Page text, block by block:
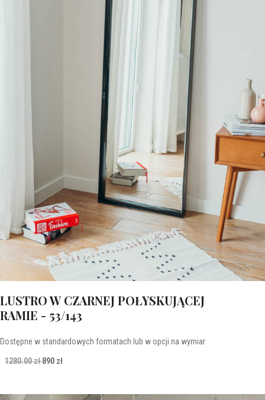
LUSTRO W CZARNEJ POŁYSKUJĄCEJ
RAMIE - 53/143
Dostępne w standardowych formatach lub w opcji na wymiar
1280.00 zł 890 zł